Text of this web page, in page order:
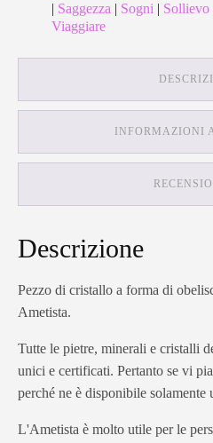
Saggezza Sogni Sollievo
Viaggiare
INFORMAZIONI
Descrizione
Pezzo di cristallo a forma di
Ametista.
Tutte le pietre, minerali e cristalli
unici e certificati. Pertanto se vi
perché ne è disponibile solamente
L'Ametista è molto utile per le